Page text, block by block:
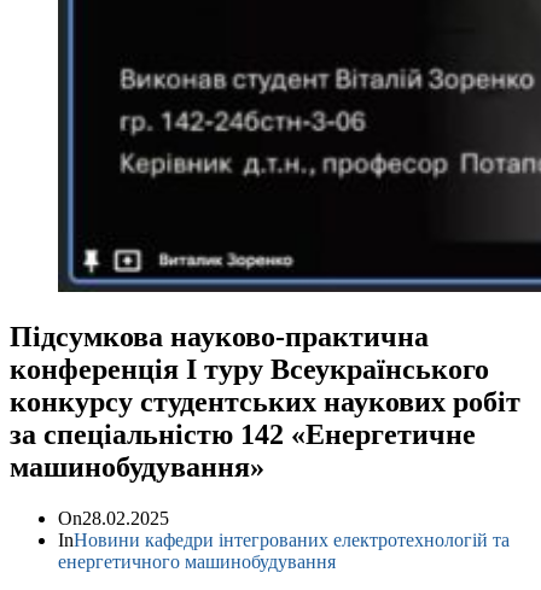
Підсумкова науково-практична
конференція І туру Всеукраїнського
конкурсу студентських наукових робіт
за спеціальністю 142 «Енергетичне
машинобудування»
On28.02.2025
InНовини кафедри інтегрованих електротехнологій та
енергетичного машинобудування